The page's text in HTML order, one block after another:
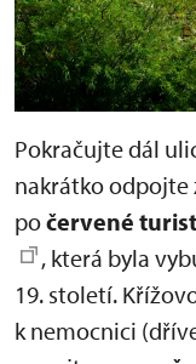
Pokračujte dál
nakrátko odpojte
počervené
, která byla
19. století.
k nemocnici